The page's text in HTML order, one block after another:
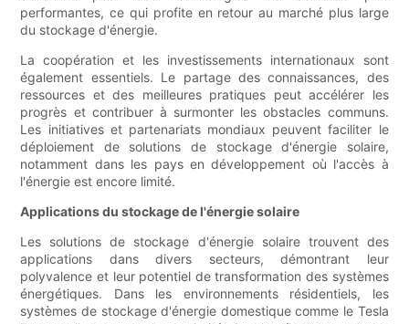
performantes, ce qui profite en retour au marché plus large
du stockage d'énergie.
La coopération et les investissements internationaux sont
également essentiels. Le partage des connaissances, des
ressources et des meilleures pratiques peut accélérer les
progrès et contribuer à surmonter les obstacles communs.
Les initiatives et partenariats mondiaux peuvent faciliter le
déploiement de solutions de stockage d'énergie solaire,
notamment dans les pays en développement où l'accès à
l'énergie est encore limité.
Applications du stockage de l'énergie solaire
Les solutions de stockage d'énergie solaire trouvent des
applications dans divers secteurs, démontrant leur
polyvalence et leur potentiel de transformation des systèmes
énergétiques. Dans les environnements résidentiels, les
systèmes de stockage d'énergie domestique comme le Tesla